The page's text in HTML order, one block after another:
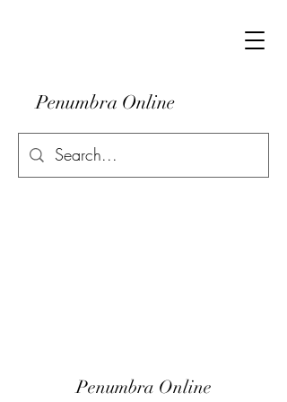
Penumbra Online
Penumbra Online